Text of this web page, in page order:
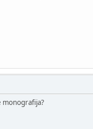
monografija?